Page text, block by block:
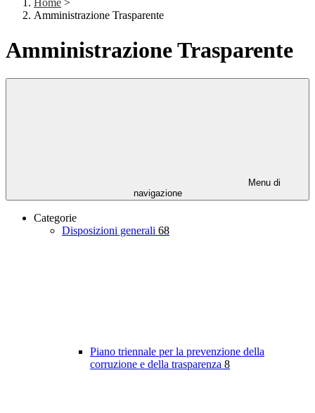
Home >
Amministrazione Trasparente
Amministrazione Trasparente
Menu di
navigazione
Categorie
Disposizioni generali 68
Piano triennale per la prevenzione della
corruzione e della trasparenza 8